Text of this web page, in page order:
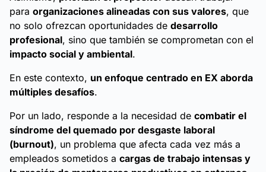
para organizaciones alineadas con sus valores, que
no solo ofrezcan oportunidades de desarrollo
profesional, sino que también se comprometan con el
impacto social y ambiental.
En este contexto, un enfoque centrado en EX aborda
múltiples desafíos.
Por un lado, responde a la necesidad de combatir el
síndrome del quemado por desgaste laboral
(burnout), un problema que afecta cada vez más a
empleados sometidos a cargas de trabajo intensas y